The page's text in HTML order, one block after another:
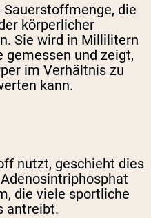
die
körperlicher
Sie wird in Millilitern
und zeigt,
im Verhältnis zu
kann.
nutzt, geschieht dies
die viele sportliche
antreibt.